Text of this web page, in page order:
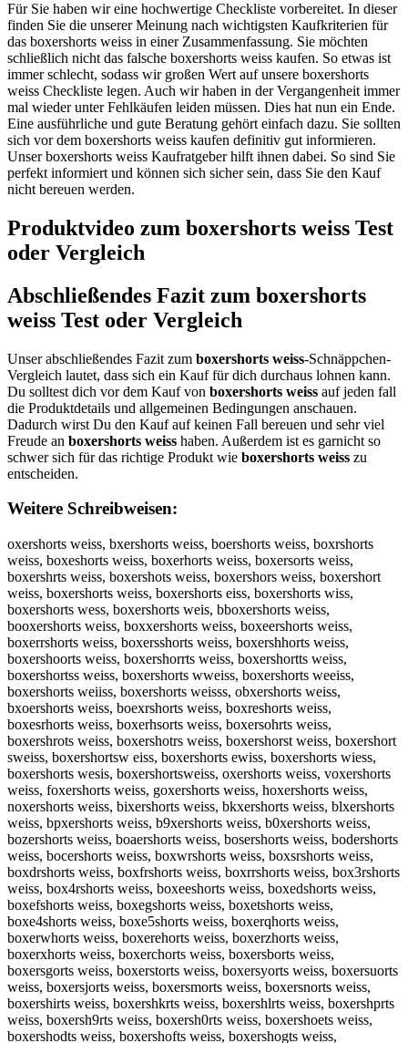
Für Sie haben wir eine hochwertige Checkliste vorbereitet. In dieser
finden Sie die unserer Meinung nach wichtigsten Kaufkriterien für
das boxershorts weiss in einer Zusammenfassung. Sie möchten
schließlich nicht das falsche boxershorts weiss kaufen. So etwas ist
immer schlecht, sodass wir großen Wert auf unsere boxershorts
weiss Checkliste legen. Auch wir haben in der Vergangenheit immer
mal wieder unter Fehlkäufen leiden müssen. Dies hat nun ein Ende.
Eine ausführliche und gute Beratung gehört einfach dazu. Sie sollten
sich vor dem boxershorts weiss kaufen definitiv gut informieren.
Unser boxershorts weiss Kaufratgeber hilft ihnen dabei. So sind Sie
perfekt informiert und können sich sicher sein, dass Sie den Kauf
nicht bereuen werden.
Produktvideo zum boxershorts weiss Test
oder Vergleich
Abschließendes Fazit zum boxershorts
weiss Test oder Vergleich
Unser abschließendes Fazit zum boxershorts weiss-Schnäppchen-
Vergleich lautet, dass sich ein Kauf für dich durchaus lohnen kann.
Du solltest dich vor dem Kauf von boxershorts weiss auf jeden fall
die Produktdetails und allgemeinen Bedingungen anschauen.
Dadurch wirst Du den Kauf auf keinen Fall bereuen und sehr viel
Freude an boxershorts weiss haben. Außerdem ist es garnicht so
schwer sich für das richtige Produkt wie boxershorts weiss zu
entscheiden.
Weitere Schreibweisen:
oxershorts weiss, bxershorts weiss, boershorts weiss, boxrshorts
weiss, boxeshorts weiss, boxerhorts weiss, boxersorts weiss,
boxershrts weiss, boxershots weiss, boxershors weiss, boxershort
weiss, boxershorts weiss, boxershorts eiss, boxershorts wiss,
boxershorts wess, boxershorts weis, bboxershorts weiss,
booxershorts weiss, boxxershorts weiss, boxeershorts weiss,
boxerrshorts weiss, boxersshorts weiss, boxershhorts weiss,
boxershoorts weiss, boxershorrts weiss, boxershortts weiss,
boxershortss weiss, boxershorts wweiss, boxershorts weeiss,
boxershorts weiiss, boxershorts weisss, obxershorts weiss,
bxoershorts weiss, boexrshorts weiss, boxreshorts weiss,
boxesrhorts weiss, boxerhsorts weiss, boxersohrts weiss,
boxershrots weiss, boxershotrs weiss, boxershorst weiss, boxershort
sweiss, boxershortsw eiss, boxershorts ewiss, boxershorts wiess,
boxershorts wesis, boxershortsweiss, oxershorts weiss, voxershorts
weiss, foxershorts weiss, goxershorts weiss, hoxershorts weiss,
noxershorts weiss, bixershorts weiss, bkxershorts weiss, blxershorts
weiss, bpxershorts weiss, b9xershorts weiss, b0xershorts weiss,
bozershorts weiss, boaershorts weiss, bosershorts weiss, bodershorts
weiss, bocershorts weiss, boxwrshorts weiss, boxsrshorts weiss,
boxdrshorts weiss, boxfrshorts weiss, boxrrshorts weiss, box3rshorts
weiss, box4rshorts weiss, boxeeshorts weiss, boxedshorts weiss,
boxefshorts weiss, boxegshorts weiss, boxetshorts weiss,
boxe4shorts weiss, boxe5shorts weiss, boxerqhorts weiss,
boxerwhorts weiss, boxerehorts weiss, boxerzhorts weiss,
boxerxhorts weiss, boxerchorts weiss, boxersborts weiss,
boxersgorts weiss, boxerstorts weiss, boxersyorts weiss, boxersuorts
weiss, boxersjorts weiss, boxersmorts weiss, boxersnorts weiss,
boxershirts weiss, boxershkrts weiss, boxershlrts weiss, boxershprts
weiss, boxersh9rts weiss, boxersh0rts weiss, boxershoets weiss,
boxershodts weiss, boxershofts weiss, boxershogts weiss,